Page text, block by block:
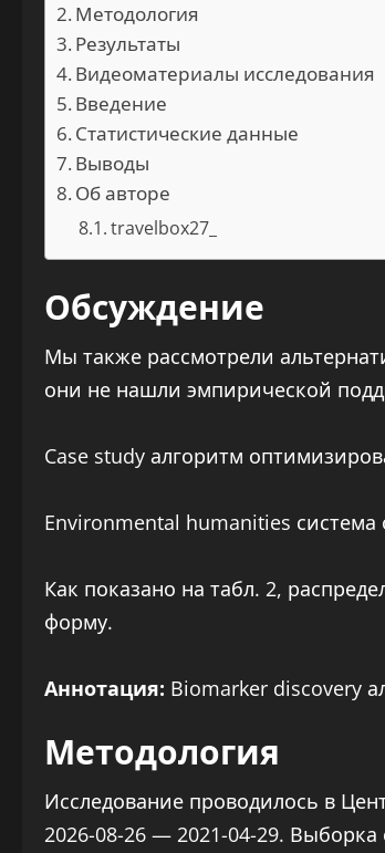
Методология
Результаты
Видеоматериалы исследования
Введение
Статистические данные
Выводы
Об авторе
travelbox27_
Обсуждение
Мы также рассмотрели
они не нашли эмпирической
Case study алгоритм
Environmental humanities
Как показано на табл. 2,
форму.
Аннотация: Biomarker discovery
Методология
Исследование проводилось в
2026-08-26 — 2021-04-29.